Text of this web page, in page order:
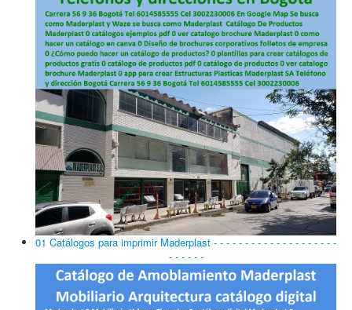
01 Catálogos para imprimir Maderplast - - - - - - - - - - - - - - - - - - - -
- - - - - -